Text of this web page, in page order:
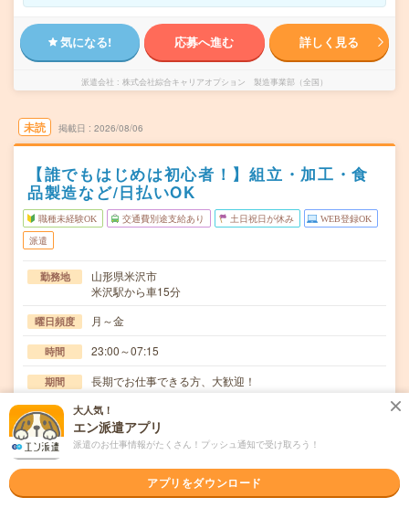
気になる! 応募へ進む 詳しく見る
派遣会社 株式会社綜合キャリアオプション 製造事業部（全国）
未読 掲載日 2026/08/06
【誰でもはじめは初心者！】組立・加工・食
品製造など/日払いOK
職種未経験OK 交通費別途支給あり 土日祝日が休み WEB登録OK
派遣
勤務地
山形県米沢市
米沢駅から車15分
曜日頻度 月～金
時間 23:00～07:15
期間 長期でお仕事できる方、大歓迎！
時給 時給1800～2250円
交通費
半導体製造に使われるフィルター製品の製造サポートをお
任せします。・部品の洗浄や準備作業・機械を使った…
大人気！
エン派遣アプリ
派遣のお仕事情報がたくさん！プッシュ通知で受け取ろう！
アプリをダウンロード